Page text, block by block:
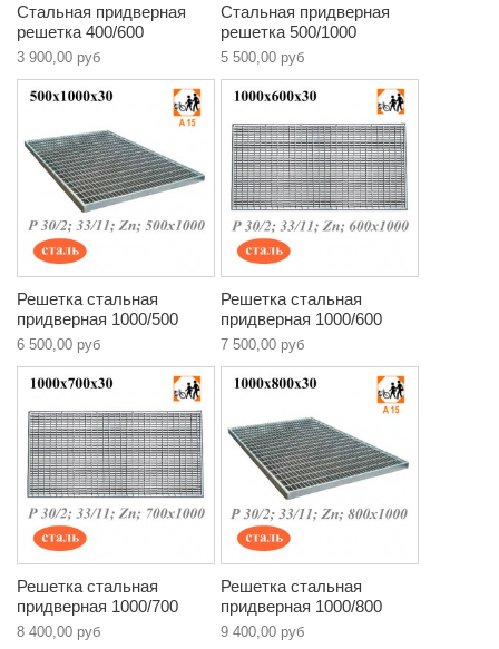
Стальная придверная
решетка 400/600
3 900,00 руб
Стальная придверная
решетка 500/1000
5 500,00 руб
Решетка стальная
придверная 1000/500
6 500,00 руб
Решетка стальная
придверная 1000/600
7 500,00 руб
Решетка стальная
придверная 1000/700
8 400,00 руб
Решетка стальная
придверная 1000/800
9 400,00 руб